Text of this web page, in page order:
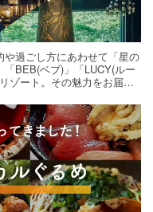
や過ごし方にあわせて「星の
BEB(ベブ)」「LUCY(ルー
ゾート。その魅力をお届け